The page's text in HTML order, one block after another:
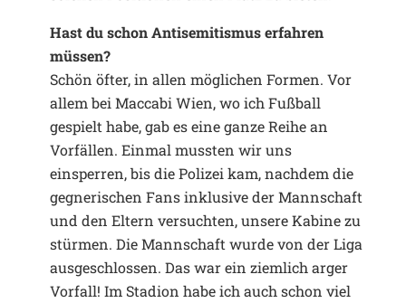
Hast du schon Antisemitismus erfahren
müssen?
Schön öfter, in allen möglichen Formen. Vor
allem bei Maccabi Wien, wo ich Fußball
gespielt habe, gab es eine ganze Reihe an
Vorfällen. Einmal mussten wir uns
einsperren, bis die Polizei kam, nachdem die
gegnerischen Fans inklusive der Mannschaft
und den Eltern versuchten, unsere Kabine zu
stürmen. Die Mannschaft wurde von der Liga
ausgeschlossen. Das war ein ziemlich arger
Vorfall! Im Stadion habe ich auch schon viel